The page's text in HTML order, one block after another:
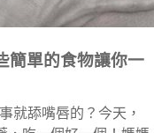
簡單的食物讓你一
就舔嘴唇的？今天，